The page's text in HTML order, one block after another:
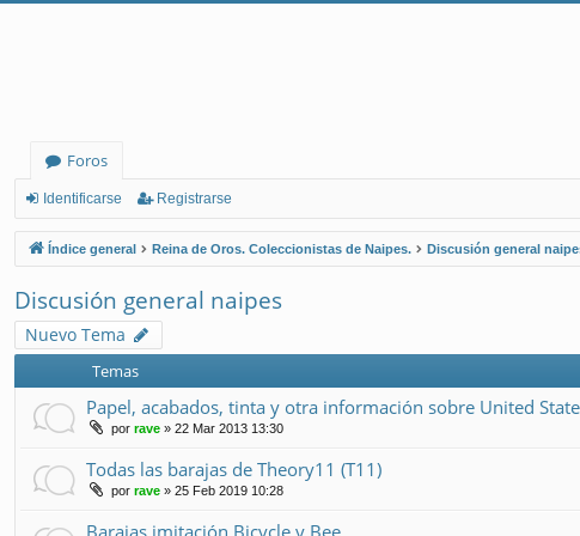
Foros
Identificarse Registrarse
Índice general Reina de Oros. Coleccionistas de Naipes. Discusión general
Discusión general naipes
Nuevo Tema
Temas
Papel, acabados, tinta y otra información sobre United
por rave » 22 Mar 2013 13:30
Todas las barajas de Theory11 (T11)
por rave » 25 Feb 2019 10:28